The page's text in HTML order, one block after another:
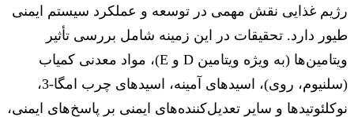
رژیم غذایی نقش مهمی در توسعه و عملکرد سیستم ایمنی
طیور دارد. تحقیقات در این زمینه شامل بررسی تأثیر
ویتامین‌ها (به ویژه ویتامین D و E)، مواد معدنی کمیاب
(سلنیوم، روی)، اسیدهای آمینه، اسیدهای چرب امگا-3،
نوکلئوتیدها و سایر تعدیل‌کننده‌های ایمنی بر پاسخ‌های ایمنی،